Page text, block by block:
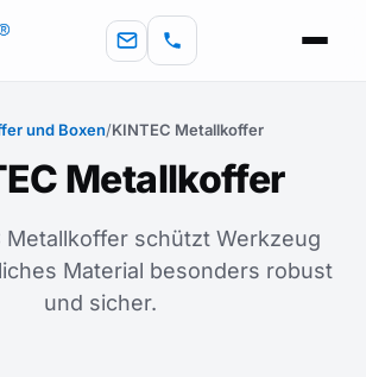
und Boxen/KINTEC Metallkoffer
Metallkoffer
Metallkoffer schützt Werkzeug
Material besonders robust
und sicher.